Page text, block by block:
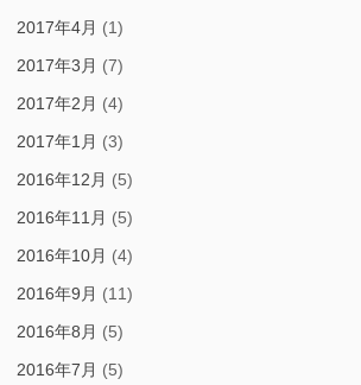
2017年4月 (1)
2017年3月 (7)
2017年2月 (4)
2017年1月 (3)
2016年12月 (5)
2016年11月 (5)
2016年10月 (4)
2016年9月 (11)
2016年8月 (5)
2016年7月 (5)